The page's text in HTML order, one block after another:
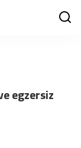
egzersiz